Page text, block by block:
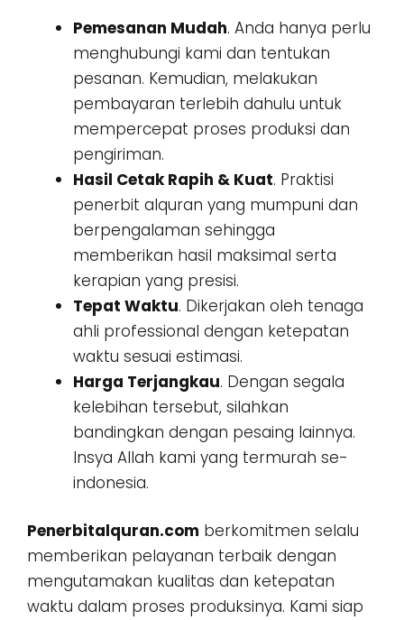
Pemesanan Mudah. Anda hanya perlu
menghubungi kami dan tentukan
pesanan. Kemudian, melakukan
pembayaran terlebih dahulu untuk
mempercepat proses produksi dan
pengiriman.
Hasil Cetak Rapih & Kuat. Praktisi
penerbit alquran yang mumpuni dan
berpengalaman sehingga
memberikan hasil maksimal serta
kerapian yang presisi.
Tepat Waktu. Dikerjakan oleh tenaga
ahli professional dengan ketepatan
waktu sesuai estimasi.
Harga Terjangkau. Dengan segala
kelebihan tersebut, silahkan
bandingkan dengan pesaing lainnya.
Insya Allah kami yang termurah se-
indonesia.
Penerbitalquran.com berkomitmen selalu
memberikan pelayanan terbaik dengan
mengutamakan kualitas dan ketepatan
waktu dalam proses produksinya. Kami siap